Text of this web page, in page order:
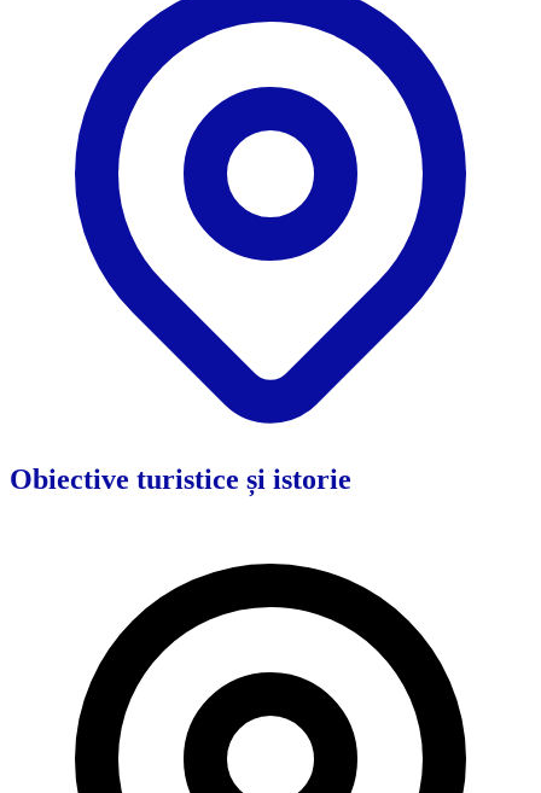
Obiective turistice și istorie